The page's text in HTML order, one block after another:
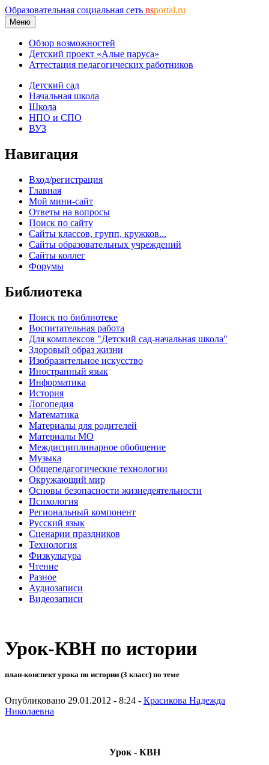
Образовательная социальная сеть nsportal.ru
Меню
Обзор возможностей
Детский проект «Алые паруса»
Аттестация педагогических работников
Детский сад
Начальная школа
Школа
НПО и СПО
ВУЗ
Навигация
Вход/регистрация
Главная
Мой мини-сайт
Ответы на вопросы
Поиск по сайту
Сайты классов, групп, кружков...
Сайты образовательных учреждений
Сайты коллег
Форумы
Библиотека
Поиск по библиотеке
Воспитательная работа
Для комплексов "Детский сад-начальная школа"
Здоровый образ жизни
Изобразительное искусство
Иностранный язык
Информатика
История
Логопедия
Математика
Материалы для родителей
Материалы МО
Междисциплинарное обобщение
Музыка
Общепедагогические технологии
Окружающий мир
Основы безопасности жизнедеятельности
Психология
Региональный компонент
Русский язык
Сценарии праздников
Технология
Физкультура
Чтение
Разное
Аудиозаписи
Видеозаписи
Урок-КВН по истории
план-конспект урока по истории (3 класс) по теме
Опубликовано 29.01.2012 - 8:24 - Красикова Надежда
Николаевна
Урок - КВН